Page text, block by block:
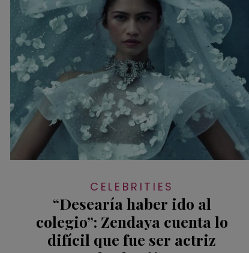
CELEBRITIES
“Desearía haber ido al
colegio”: Zendaya cuenta lo
difícil que fue ser actriz